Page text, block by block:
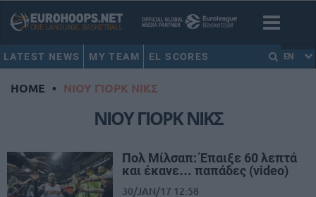
LATEST NEWS MY TEAM EL SCORES EN
HOME • ΝΙΟΥ ΓΙΟΡΚ ΝΙΚΣ
ΝΙΟΥ ΓΙΟΡΚ ΝΙΚΣ
Πολ Μίλσαπ: Έπαιξε 60 λεπτά
και έκανε… παπάδες (video)
30/JAN/17 12:58